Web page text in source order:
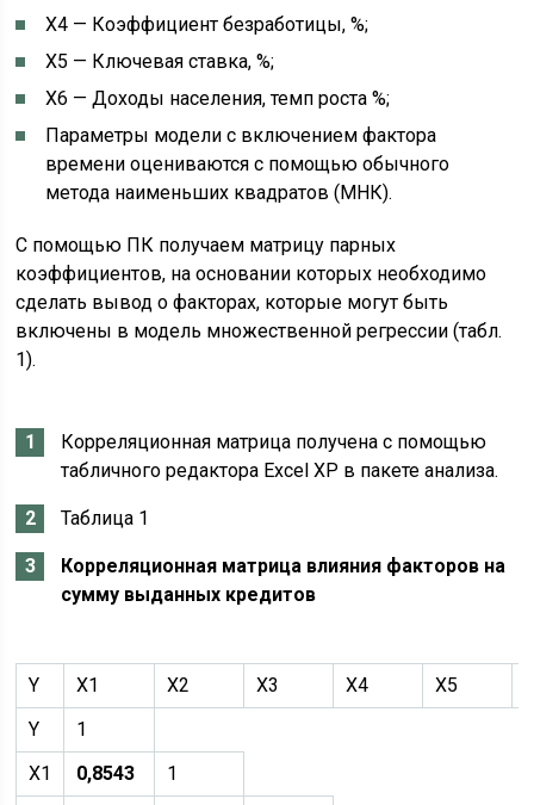
Х4 — Коэффициент безработицы, %;
Х5 — Ключевая ставка, %;
Х6 — Доходы населения, темп роста %;
Параметры модели с включением фактора
времени оцениваются с помощью обычного
метода наименьших квадратов (МНК).
С помощью ПК получаем матрицу парных
коэффициентов, на основании которых необходимо
сделать вывод о факторах, которые могут быть
включены в модель множественной регрессии (табл.
1).
Корреляционная матрица получена с помощью
табличного редактора Excel ХР в пакете анализа.
Таблица 1
Корреляционная матрица влияния факторов на
сумму выданных кредитов
Y X1 X2 X3 X4 X5
Y
1
X1
0,8543
1